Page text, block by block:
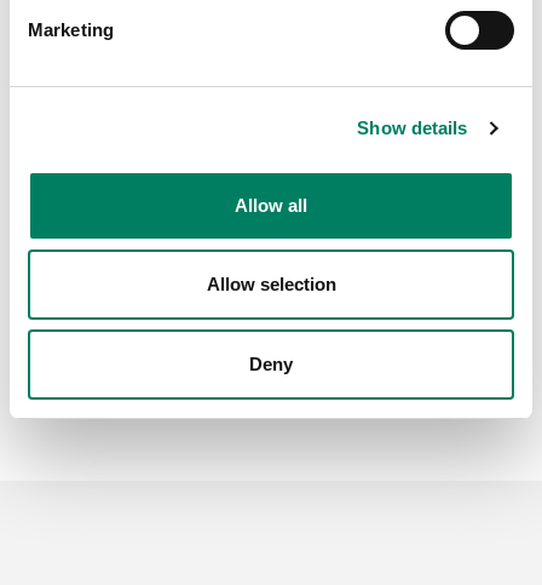
Marketing
Show details
Allow all
Allow selection
Deny